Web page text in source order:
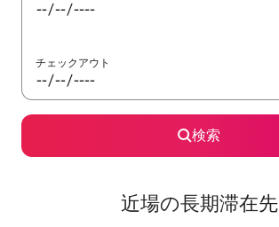
チェックアウト
検索
近場の長期滞在先